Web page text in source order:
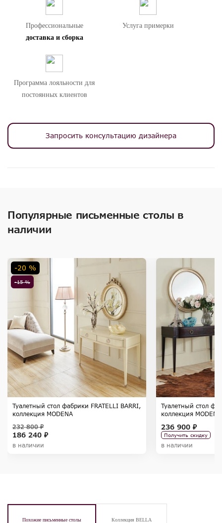
Профессиональные
доставка и сборка
Услуга примерки
Программа лояльности для
постоянных клиентов
Запросить консультацию дизайнера
Популярные письменные столы в
наличии
-15 %
-20 %
Туалетный стол фабрики FRATELLI BARRI,
коллекция MODENA
186 240 ₽
232 800 ₽
в наличии
Туалетный стол
коллекция MODENA
236 900 ₽
Получить скидку
в наличии
Похожие письменные столы Коллекция BELLA